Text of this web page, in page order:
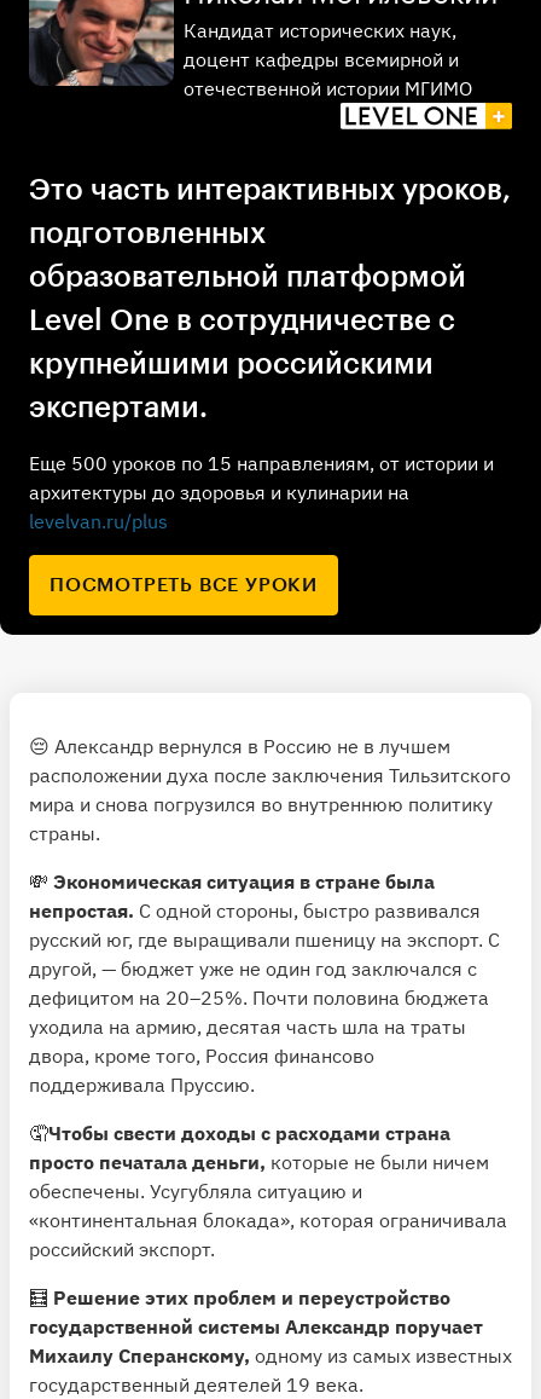
Это часть интерактивных уроков,
подготовленных
образовательной платформой
Level One в сотрудничестве с
крупнейшими российскими
экспертами.
Еще 500 уроков по 15 направлениям, от истории и
архитектуры до здоровья и кулинарии на
levelvan.ru/plus
ПОСМОТРЕТЬ ВСЕ УРОКИ
Кандидат исторических наук,
доцент кафедры всемирной и
отечественной истории МГИМО
😔 Александр вернулся в Россию не в лучшем
расположении духа после заключения Тильзитского
мира и снова погрузился во внутреннюю политику
страны.
💸 Экономическая ситуация в стране была
непростая. С одной стороны, быстро развивался
русский юг, где выращивали пшеницу на экспорт. С
другой, — бюджет уже не один год заключался с
дефицитом на 20–25%. Почти половина бюджета
уходила на армию, десятая часть шла на траты
двора, кроме того, Россия финансово
поддерживала Пруссию.
🤦Чтобы свести доходы с расходами страна
просто печатала деньги, которые не были ничем
обеспечены. Усугубляла ситуацию и
«континентальная блокада», которая ограничивала
российский экспорт.
🧮 Решение этих проблем и переустройство
государственной системы Александр поручает
Михаилу Сперанскому, одному из самых известных
государственный деятелей 19 века.